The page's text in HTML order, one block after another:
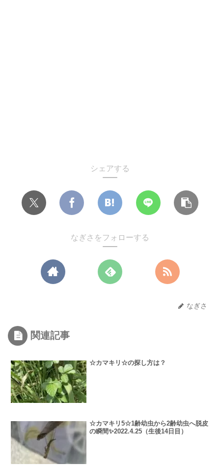
シェアする
なぎさをフォローする
なぎさ
関連記事
☆カマキリ☆の探し方は？
☆カマキリ5☆1齢幼虫から2齢幼虫へ脱皮
の瞬間✨2022.4.25（生後14日目）